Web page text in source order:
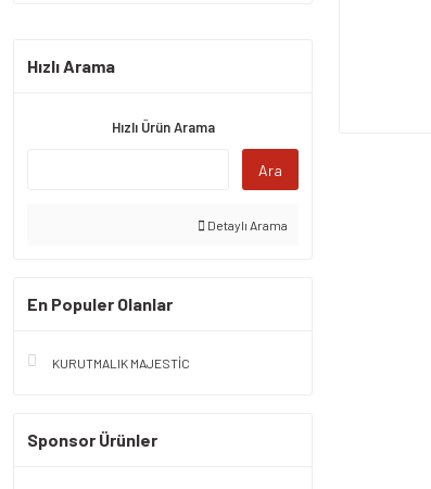
Hızlı Arama
Hızlı Ürün Arama
Ara
Detaylı Arama
En Populer Olanlar
KURUTMALIK MAJESTİC
Sponsor Ürünler